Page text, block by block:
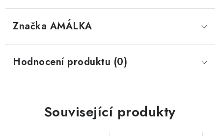
Značka AMÁLKA
Hodnocení produktu (0)
Související produkty